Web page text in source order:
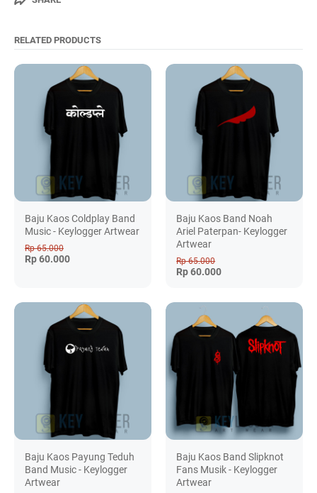
RELATED PRODUCTS
Baju Kaos Coldplay Band
Music - Keylogger Artwear
Rp 65.000
Rp 60.000
Baju Kaos Band Noah
Ariel Paterpan- Keylogger
Artwear
Rp 65.000
Rp 60.000
Baju Kaos Payung Teduh
Band Music - Keylogger
Artwear
Baju Kaos Band Slipknot
Fans Musik - Keylogger
Artwear